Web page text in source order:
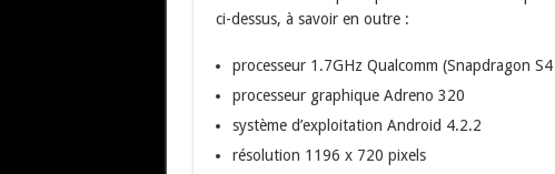
ci-dessus, à savoir en outre :
processeur 1.7GHz Qualcomm (Snapdragon
processeur graphique Adreno 320
système d’exploitation Android 4.2.2
résolution 1196 x 720 pixels